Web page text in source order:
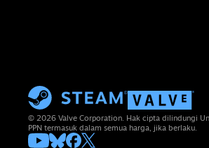
© 2026 Valve Corporation. Hak cipta dilindungi
PPN termasuk dalam semua harga, jika berlaku.